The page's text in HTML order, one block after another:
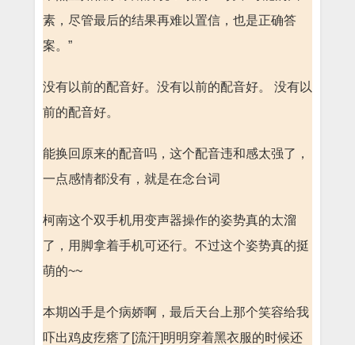
素，尽管最后的结果再难以置信，也是正确答
案。”
没有以前的配音好。没有以前的配音好。 没有以
前的配音好。
能换回原来的配音吗，这个配音违和感太强了，
一点感情都没有，就是在念台词
柯南这个双手机用变声器操作的姿势真的太溜
了，用脚拿着手机可还行。不过这个姿势真的挺
萌的~~
本期凶手是个病娇啊，最后天台上那个笑容给我
吓出鸡皮疙瘩了[流汗]明明穿着黑衣服的时候还